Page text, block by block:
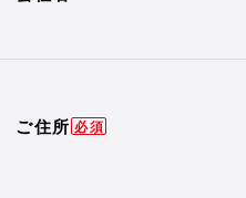
ご住所